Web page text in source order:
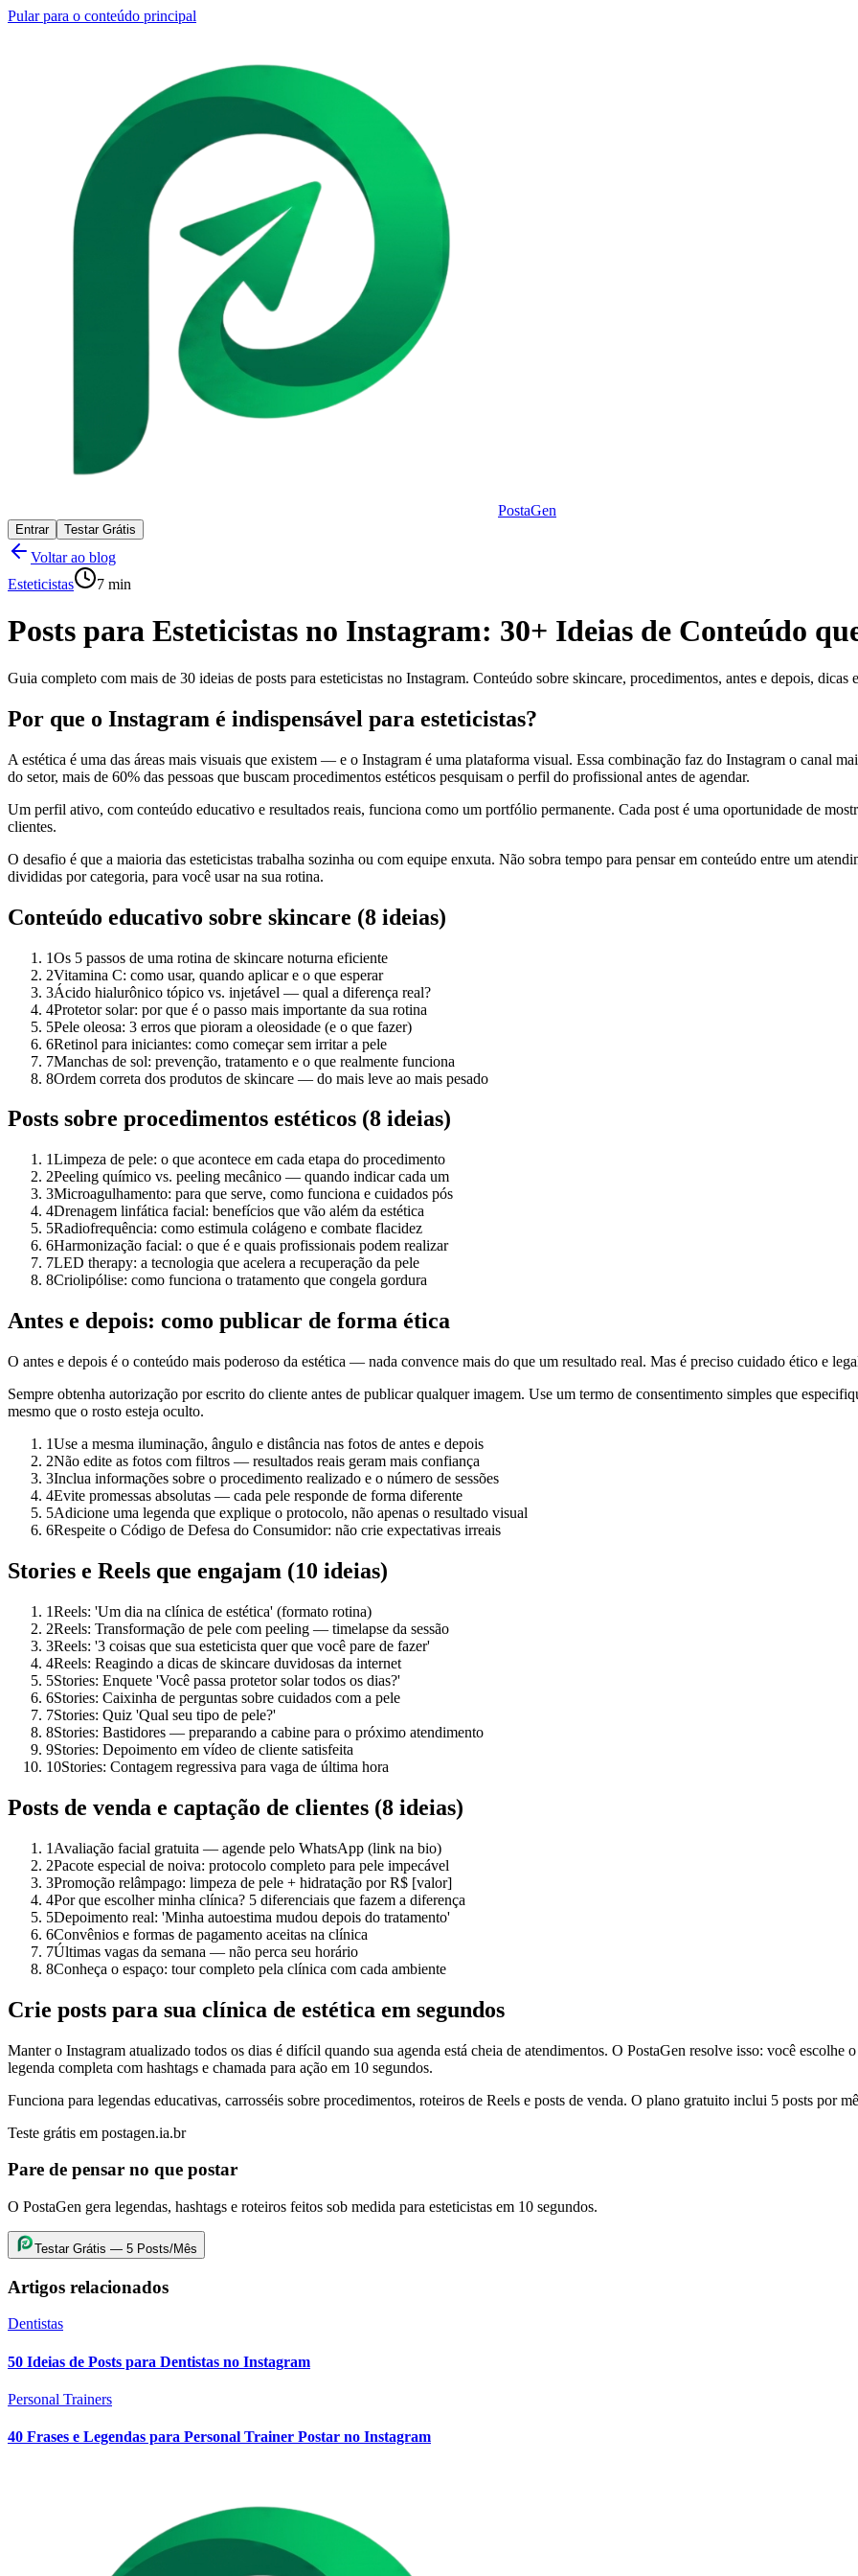
Pular para o conteúdo principal
PostaGen
Entrar Testar Grátis
Voltar ao blog
Esteticistas
7 min
Posts para Esteticistas no Instagram: 30+ Ideias de Conteúdo
Guia completo com mais de 30 ideias de posts para esteticistas no Instagram. Conteúdo sobre skincare, procedimentos, antes e depois, dicas
Por que o Instagram é indispensável para esteticistas?
A estética é uma das áreas mais visuais que existem — e o Instagram é uma plataforma visual. Essa combinação faz do Instagram o canal
do setor, mais de 60% das pessoas que buscam procedimentos estéticos pesquisam o perfil do profissional antes de agendar.
Um perfil ativo, com conteúdo educativo e resultados reais, funciona como um portfólio permanente. Cada post é uma oportunidade de
clientes.
O desafio é que a maioria das esteticistas trabalha sozinha ou com equipe enxuta. Não sobra tempo para pensar em conteúdo entre um
divididas por categoria, para você usar na sua rotina.
Conteúdo educativo sobre skincare (8 ideias)
1Os 5 passos de uma rotina de skincare noturna eficiente
2Vitamina C: como usar, quando aplicar e o que esperar
3Ácido hialurônico tópico vs. injetável — qual a diferença real?
4Protetor solar: por que é o passo mais importante da sua rotina
5Pele oleosa: 3 erros que pioram a oleosidade (e o que fazer)
6Retinol para iniciantes: como começar sem irritar a pele
7Manchas de sol: prevenção, tratamento e o que realmente funciona
8Ordem correta dos produtos de skincare — do mais leve ao mais pesado
Posts sobre procedimentos estéticos (8 ideias)
1Limpeza de pele: o que acontece em cada etapa do procedimento
2Peeling químico vs. peeling mecânico — quando indicar cada um
3Microagulhamento: para que serve, como funciona e cuidados pós
4Drenagem linfática facial: benefícios que vão além da estética
5Radiofrequência: como estimula colágeno e combate flacidez
6Harmonização facial: o que é e quais profissionais podem realizar
7LED therapy: a tecnologia que acelera a recuperação da pele
8Criolipólise: como funciona o tratamento que congela gordura
Antes e depois: como publicar de forma ética
O antes e depois é o conteúdo mais poderoso da estética — nada convence mais do que um resultado real. Mas é preciso cuidado ético e
Sempre obtenha autorização por escrito do cliente antes de publicar qualquer imagem. Use um termo de consentimento simples que
mesmo que o rosto esteja oculto.
1Use a mesma iluminação, ângulo e distância nas fotos de antes e depois
2Não edite as fotos com filtros — resultados reais geram mais confiança
3Inclua informações sobre o procedimento realizado e o número de sessões
4Evite promessas absolutas — cada pele responde de forma diferente
5Adicione uma legenda que explique o protocolo, não apenas o resultado visual
6Respeite o Código de Defesa do Consumidor: não crie expectativas irreais
Stories e Reels que engajam (10 ideias)
1Reels: 'Um dia na clínica de estética' (formato rotina)
2Reels: Transformação de pele com peeling — timelapse da sessão
3Reels: '3 coisas que sua esteticista quer que você pare de fazer'
4Reels: Reagindo a dicas de skincare duvidosas da internet
5Stories: Enquete 'Você passa protetor solar todos os dias?'
6Stories: Caixinha de perguntas sobre cuidados com a pele
7Stories: Quiz 'Qual seu tipo de pele?'
8Stories: Bastidores — preparando a cabine para o próximo atendimento
9Stories: Depoimento em vídeo de cliente satisfeita
10Stories: Contagem regressiva para vaga de última hora
Posts de venda e captação de clientes (8 ideias)
1 Avaliação facial gratuita — agende pelo WhatsApp (link na bio)
2Pacote especial de noiva: protocolo completo para pele impecável
3Promoção relâmpago: limpeza de pele + hidratação por R$ [valor]
4Por que escolher minha clínica? 5 diferenciais que fazem a diferença
5Depoimento real: 'Minha autoestima mudou depois do tratamento'
6Convênios e formas de pagamento aceitas na clínica
7Últimas vagas da semana — não perca seu horário
8Conheça o espaço: tour completo pela clínica com cada ambiente
Crie posts para sua clínica de estética em segundos
Manter o Instagram atualizado todos os dias é difícil quando sua agenda está cheia de atendimentos. O PostaGen resolve isso: você escolhe
legenda completa com hashtags e chamada para ação em 10 segundos.
Funciona para legendas educativas, carrosséis sobre procedimentos, roteiros de Reels e posts de venda. O plano gratuito inclui 5 posts por
Teste grátis em postagen.ia.br
Pare de pensar no que postar
O PostaGen gera legendas, hashtags e roteiros feitos sob medida para esteticistas em 10 segundos.
Testar Grátis — 5 Posts/Mês
Artigos relacionados
Dentistas
50 Ideias de Posts para Dentistas no Instagram
Personal Trainers
40 Frases e Legendas para Personal Trainer Postar no Instagram